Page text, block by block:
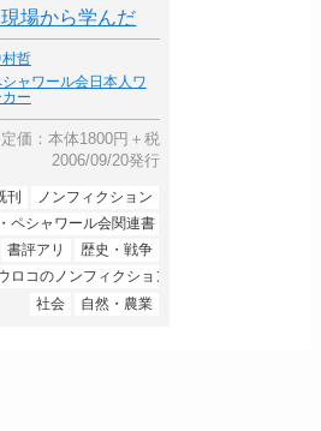
場から学んだ
哲
ャワール会日本人ワ
カー
定価：本体1800円＋税
2006/09/20発行
刊
ノンフィクション
ペシャワール会関連書
書評アリ
歴史・戦争
ロコのノンフィクション
社会
自然・農業